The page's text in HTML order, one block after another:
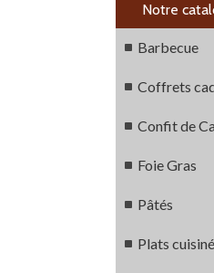
Notre
Barbecue
Coffrets
Confit de
Foie Gras
Pâtés
Plats